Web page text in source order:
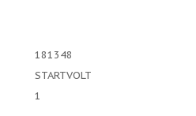
181348
STARTVOLT
1